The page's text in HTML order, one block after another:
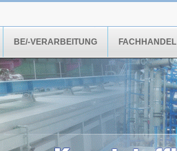
BE/-VERARBEITUNG FACHHANDEL